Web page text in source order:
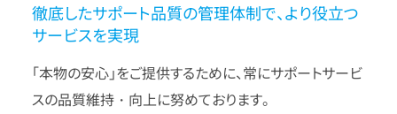
徹底したサポート品質の管理体制で、より役立つ
サービスを実現
「本物の安心」をご提供するために、常にサポートサービ
スの品質維持・向上に努めております。